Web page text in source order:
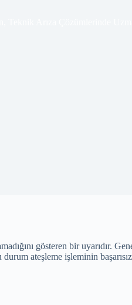
gösteren bir
ateşleme işleminin